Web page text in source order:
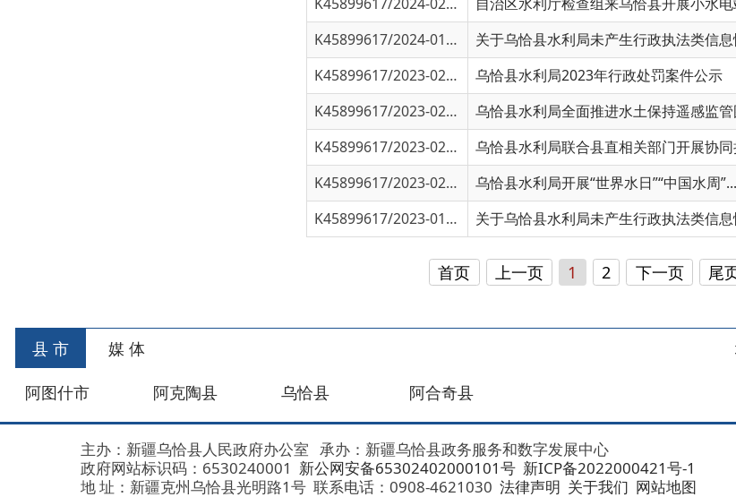
K45899617/2023-02901 乌恰县水利局全面推进水土保持遥感监管图斑...
K45899617/2023-02899
乌恰县水利局联合县直相关部门开展协同执法...
K45899617/2023-02898 乌恰县水利局开展“世界水日”“中国水周”...
K45899617/2023-01119 关于乌恰县水利局未产生行政执法类信息情况...
1 2 下一页 尾页 共 27 条
地州市政府
政府网站标识码：6530240001新公网安备65302402000101号新ICP备2022000421号-1
地 址：新疆克州乌恰县光明路1号